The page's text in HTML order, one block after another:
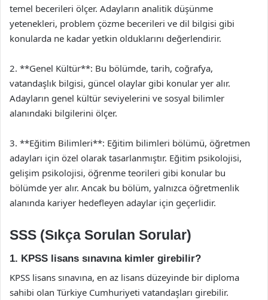
temel becerileri ölçer. Adayların analitik düşünme
yetenekleri, problem çözme becerileri ve dil bilgisi gibi
konularda ne kadar yetkin olduklarını değerlendirir.
2. **Genel Kültür**: Bu bölümde, tarih, coğrafya,
vatandaşlık bilgisi, güncel olaylar gibi konular yer alır.
Adayların genel kültür seviyelerini ve sosyal bilimler
alanındaki bilgilerini ölçer.
3. **Eğitim Bilimleri**: Eğitim bilimleri bölümü, öğretmen
adayları için özel olarak tasarlanmıştır. Eğitim psikolojisi,
gelişim psikolojisi, öğrenme teorileri gibi konular bu
bölümde yer alır. Ancak bu bölüm, yalnızca öğretmenlik
alanında kariyer hedefleyen adaylar için geçerlidir.
SSS (Sıkça Sorulan Sorular)
1. KPSS lisans sınavına kimler girebilir?
KPSS lisans sınavına, en az lisans düzeyinde bir diploma
sahibi olan Türkiye Cumhuriyeti vatandaşları girebilir.